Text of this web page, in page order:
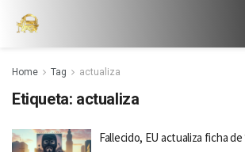
Home Tag actualiza
Etiqueta: actualiza
Fallecido, EU actualiza ficha de